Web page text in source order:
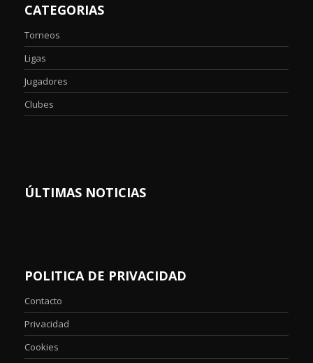
CATEGORIAS
Torneos
Ligas
Jugadores
Clubes
ÚLTIMAS NOTICIAS
POLITICA DE PRIVACIDAD
Contacto
Privacidad
Cookies